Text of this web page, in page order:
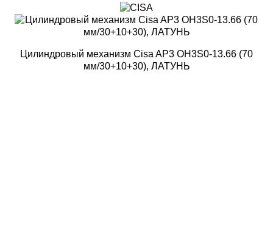
Цилиндровый механизм Cisa AP3 OH3S0-13.66 (70
мм/30+10+30), ЛАТУНЬ